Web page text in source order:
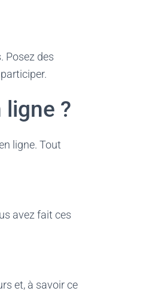
Posez des
?
ligne. Tout
avez fait ces
et, à savoir ce